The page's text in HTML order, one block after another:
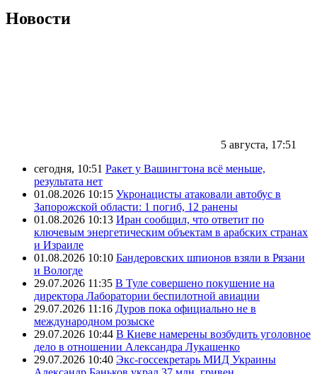
Новости
5 августа, 17:51
сегодня, 10:51 Ракет у Вашингтона всё меньше,
результата нет
01.08.2026 10:15 Укронацисты атаковали автобус в
Запорожской области: 1 погиб, 12 ранены
01.08.2026 10:13 Иран сообщил, что ответит по
ключевым энергетическим объектам в арабских странах
и Израиле
01.08.2026 10:10 Бандеровских шпионов взяли в Рязани
и Вологде
29.07.2026 11:35 В Туле совершено покушение на
директора Лаборатории беспилотной авиации
29.07.2026 11:16 Дуров пока официально не в
международном розыске
29.07.2026 10:44 В Киеве намерены возбудить уголовное
дело в отношении Александра Лукашенко
29.07.2026 10:40 Экс-госсекретарь МИД Украины